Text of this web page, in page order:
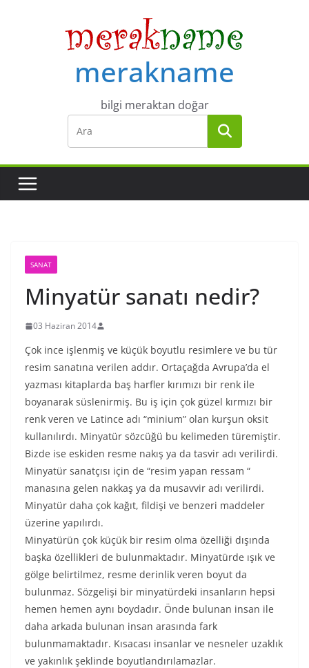
merakname
bilgi meraktan doğar
SANAT
Minyatür sanatı nedir?
03 Haziran 2014
Çok ince işlenmiş ve küçük boyutlu resimlere ve bu tür
resim sanatına verilen addır. Ortaçağda Avrupa’da el
yazması kitaplarda baş harfler kırımızı bir renk ile
boyanarak süslenirmiş. Bu iş için çok güzel kırmızı bir
renk veren ve Latince adı “minium” olan kurşun oksit
kullanılırdı. Minyatür sözcüğü bu kelimeden türemiştir.
Bizde ise eskiden resme nakış ya da tasvir adı verilirdi.
Minyatür sanatçısı için de “resim yapan ressam “
manasına gelen nakkaş ya da musavvir adı verilirdi.
Minyatür daha çok kağıt, fildişi ve benzeri maddeler
üzerine yapılırdı.
Minyatürün çok küçük bir resim olma özelliği dışında
başka özellikleri de bulunmaktadır. Minyatürde ışık ve
gölge belirtilmez, resme derinlik veren boyut da
bulunmaz. Sözgelişi bir minyatürdeki insanların hepsi
hemen hemen aynı boydadır. Önde bulunan insan ile
daha arkada bulunan insan arasında fark
bulunmamaktadır. Kısacası insanlar ve nesneler uzaklık
ve yakınlık şeklinde boyutlandırılamazlar.